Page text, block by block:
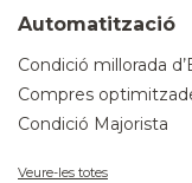
Automatització
Condició millorada
Compres
Condició Majorista
Veure-les totes